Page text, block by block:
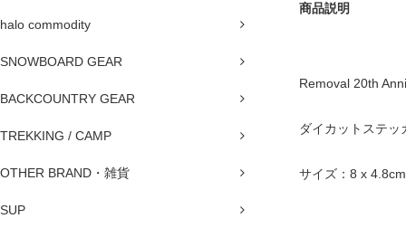
halo commodity
SNOWBOARD GEAR
BACKCOUNTRY GEAR
TREKKING / CAMP
OTHER BRAND・雑貨
SUP
商品説明
Removal 20th
ダイカットステ
サイズ：8 x 4.8cm